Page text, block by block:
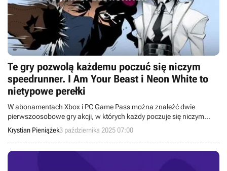
Te gry pozwolą każdemu poczuć się niczym
speedrunner. I Am Your Beast i Neon White to
nietypowe perełki
W abonamentach Xbox i PC Game Pass można znaleźć dwie
pierwszoosobowe gry akcji, w których każdy poczuje się niczym
prawdziwy speedrunner.
Krystian Pieniążek3 października 2025 07:00